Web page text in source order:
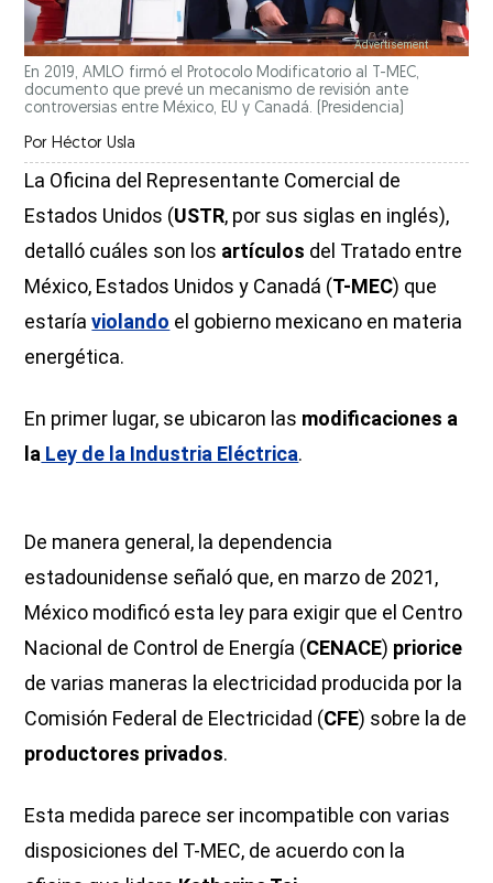
En 2019, AMLO firmó el Protocolo Modificatorio al T-MEC,
documento que prevé un mecanismo de revisión ante
controversias entre México, EU y Canadá.
(Presidencia)
Por Héctor Usla
La Oficina del Representante Comercial de
Estados Unidos (USTR, por sus siglas en inglés),
detalló cuáles son los artículos del Tratado entre
México, Estados Unidos y Canadá (T-MEC) que
estaríaviolando el gobierno mexicano en materia
energética.
En primer lugar, se ubicaron las modificaciones a
la Ley de la Industria Eléctrica.
De manera general, la dependencia
estadounidense señaló que, en marzo de 2021,
México modificó esta ley para exigir que el Centro
Nacional de Control de Energía (CENACE) priorice
de varias maneras la electricidad producida por la
Comisión Federal de Electricidad (CFE) sobre la de
productores privados.
Esta medida parece ser incompatible con varias
disposiciones del T-MEC, de acuerdo con la